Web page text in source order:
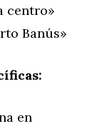
centro»
Banús»
en